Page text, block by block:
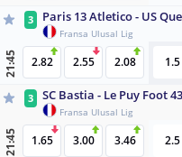
3 Paris 13 Atletico - US
Fransa Ulusal Lig
21:45 2.82 2.55 2.08 1.5
3 SC Bastia - Le Puy Foot 43
Fransa Ulusal Lig
21:45 1.65 3.00 3.46 2.5